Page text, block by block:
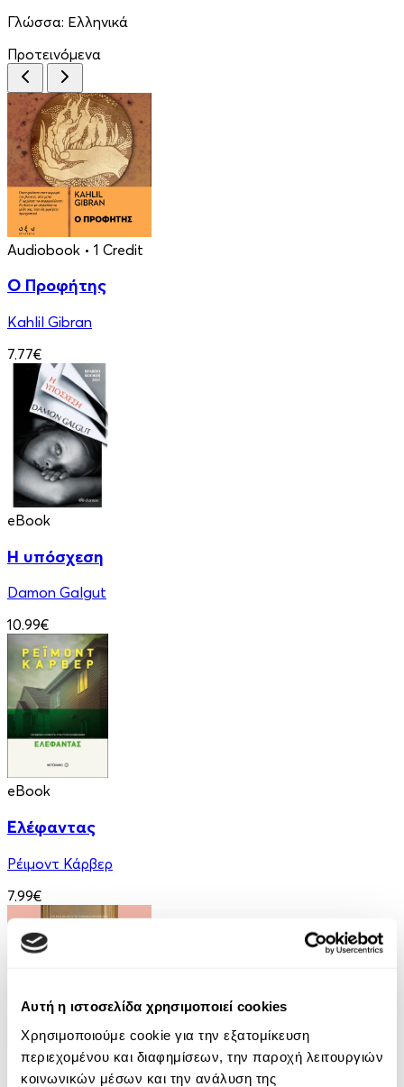
Αυτή η ιστοσελίδα χρησιμοποιεί cookies
Χρησιμοποιούμε cookie για την εξατομίκευση
περιεχομένου και διαφημίσεων, την παροχή λειτουργιών
κοινωνικών μέσων και την ανάλυση της
Γλώσσα: Ελληνικά
Προτεινόμενα
Audiobook • 1 Credit
Ο Προφήτης
Kahlil Gibran
7.77€
eBook
Η υπόσχεση
Damon Galgut
10.99€
eBook
Ελέφαντας
Ρέιμοντ Κάρβερ
7.99€
Audiobook • 1 Credit